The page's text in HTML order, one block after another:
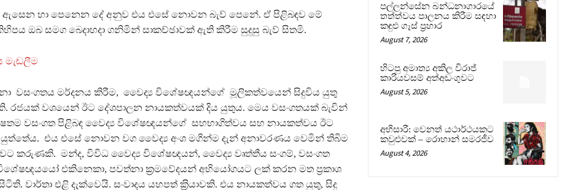
ඇසෙන හා පෙනෙන දේ අනුව එය එසේ නොවන බැව් පෙනේ. ඒ පිළිබඳව මේ
ඔබ සමග බෙදාහදා ගනිමින් සාකච්ඡාවක් ඇති කිරීම සුදුසු බැව් සිතමි.
මැඬලීම
වසංගතය මර්දනය කිරීම, වෛද්‍ය විශේෂඥයන්ගේ මූලිකත්වයෙන් සිදුවිය යුතු
රජයක් වශයෙන් ඊට දේශපාලන නායකත්වයක් දිය යුතුය. මෙය වසංගතයක් බැවින්
වසංගත පිළිබඳ වෛද්‍ය විශේෂඥයන්ගේ සහභාගිත්වය සහ නායකත්වය ඊට
යුත්තේය. එය එසේ නොවන වග වෛද්‍ය අංශ මගින්ම දැන් අනාවරණය වෙමින් තිබිම
කරුණකි. මන්ද, විවිධ වෛද්‍ය විශේෂඥයන්, වෛද්‍ය වෘත්තීය සංගම්, වසංගත
එකිනෙකා, පවත්නා ක‍්‍රමවේදයන් අභියෝගයට ලක් කරන මත ප‍්‍රකාශ
වාර්තා එළි දැක්වෙයි. සංවාදය යහපත් ක‍්‍රියාවකි. එය නායකත්වය ගත යුතු, සිදු
පල්ලන්සේන බන්ධනාගාරයේ
තත්ත්වය පාලනය කිරීම සඳහා
කඳුළු ගෑස් ප්‍රහාර
August 7, 2026
හිටපු අමාත්‍ය අකිල විරාජ්
කාරියවසම් අත්අඩංගුවට
August 5, 2026
අභිසාරී: වෙනත් යථාර්ථයකට
කවුළුවක් – රොහාන් සමරජීව
August 4, 2026